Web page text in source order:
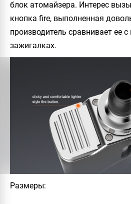
блок атомайзера. Интерес
кнопка fire, выполненная
производитель сравнивает ее
зажигалках.
Размеры: